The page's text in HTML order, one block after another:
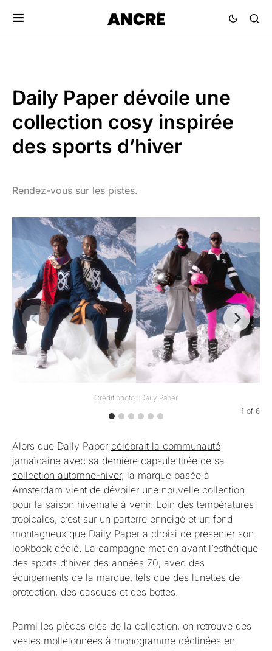
Daily Paper dévoile une
collection cosy inspirée
des sports d’hiver
Rendez-vous sur les pistes.
Crédit photo : Daily Paper
1 of 6
Alors que Daily Paper célébrait la communauté
jamaïcaine avec sa dernière capsule tirée de sa
collection automne-hiver, la marque basée à
Amsterdam vient de dévoiler une nouvelle collection
pour la saison hivernale à venir. Loin des températures
tropicales, c’est sur un parterre enneigé et un fond
montagneux que Daily Paper a choisi de présenter son
lookbook dédié. La campagne met en avant l’esthétique
des sports d’hiver des années 70, avec des
équipements de la marque, tels que des lunettes de
protection, des casques et des bottes.
Parmi les pièces clés de la collection, on retrouve des
vestes molletonnées à monogramme déclinées en